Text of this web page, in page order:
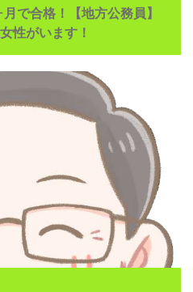
で合格！【地方公務員】
性がいます！